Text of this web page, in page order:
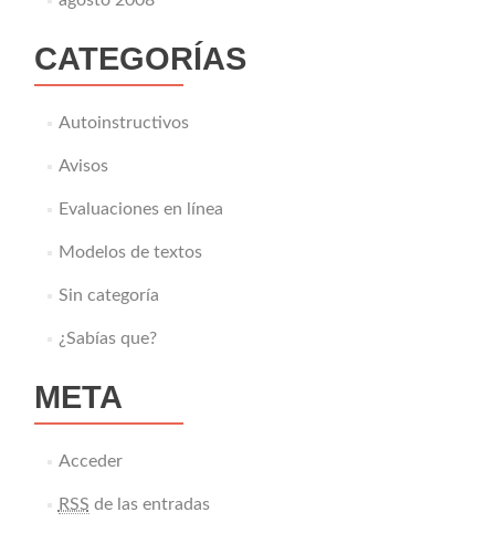
CATEGORÍAS
Autoinstructivos
Avisos
Evaluaciones en línea
Modelos de textos
Sin categoría
¿Sabías que?
META
Acceder
RSS de las entradas